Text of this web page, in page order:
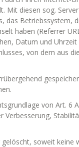
Mit diesen sog.
das Betriebssystem,
haben (Referrer
Datum und
von dem aus
von Art. 6
Verbesserung,
soweit keine